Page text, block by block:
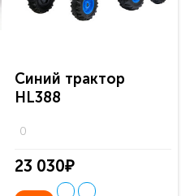
Синий трактор
HL388
0
23 030₽